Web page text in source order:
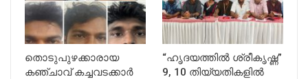
തൊടുപുഴക്കാരായ
കഞ്ചാവ് കച്ചവടക്കാർ
“ഹൃദയത്തിൽ ശ്രീകൃഷ്ണ”
9, 10 തിയ്യതികളിൽ